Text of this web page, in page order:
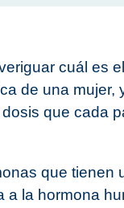
cuál es
de una mujer,
que cada
que tienen
a la hormona